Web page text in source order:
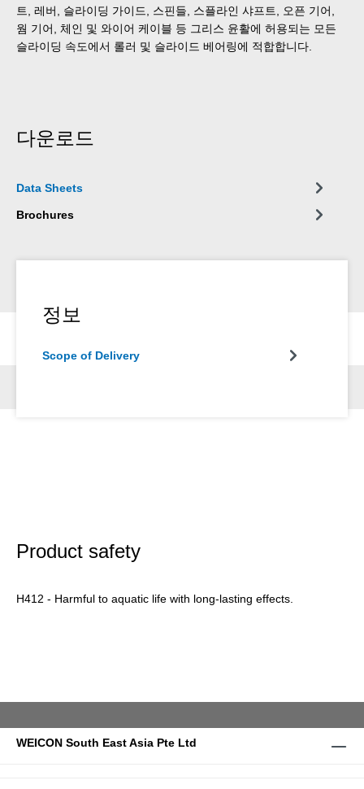
트, 레버, 슬라이딩 가이드, 스핀들, 스플라인 샤프트, 오픈 기어,
웜 기어, 체인 및 와이어 케이블 등 그리스 윤활에 허용되는 모든
슬라이딩 속도에서 롤러 및 슬라이드 베어링에 적합합니다.
다운로드
Data Sheets
Brochures
정보
Scope of Delivery
Product safety
H412 - Harmful to aquatic life with long-lasting effects.
WEICON South East Asia Pte Ltd